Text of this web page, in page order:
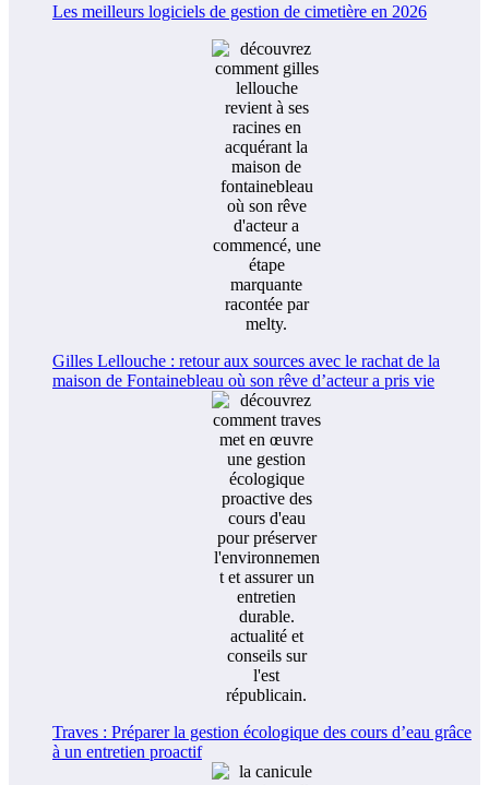
Les meilleurs logiciels de gestion de cimetière en 2026
Gilles Lellouche : retour aux sources avec le rachat de la
maison de Fontainebleau où son rêve d’acteur a pris vie
Traves : Préparer la gestion écologique des cours d’eau grâce
à un entretien proactif